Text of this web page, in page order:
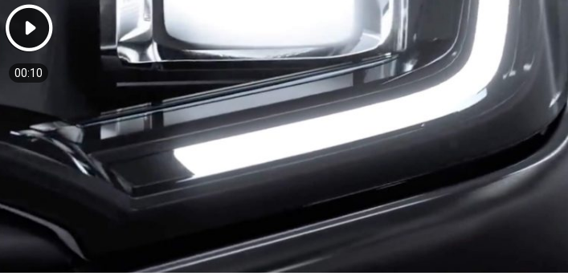
Play
Video
00:10duration